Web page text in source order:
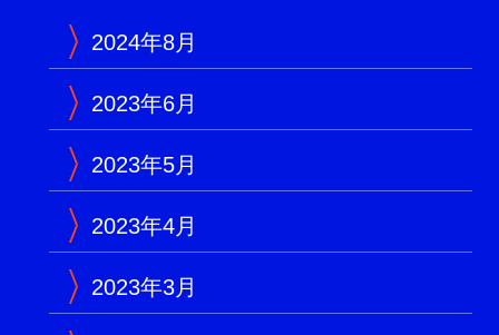
2024年8月
2023年6月
2023年5月
2023年4月
2023年3月